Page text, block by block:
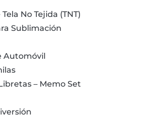
No Tejida (TNT)
Sublimación
Automóvil
– Memo Set